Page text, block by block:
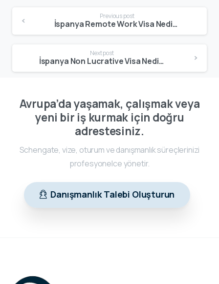
Previous post
İspanya Remote Work Visa Nedir? 2026 Güncel Başvuru Rehberi
Next post
İspanya Non Lucrative Visa Nedir? 2026 Şartları, Başvuru Süreci ve Güncel Rehber
Avrupa’da yaşamak, çalışmak veya
yeni bir iş kurmak için doğru
adrestesiniz.
Schengate, vize, oturum ve danışmanlık süreçlerinizi
profesyonelce yönetir.
Danışmanlık Talebi Oluşturun